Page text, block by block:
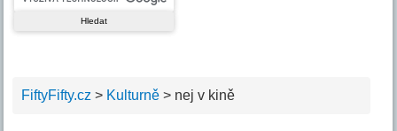
FiftyFifty.cz > Kulturně > nej v kině